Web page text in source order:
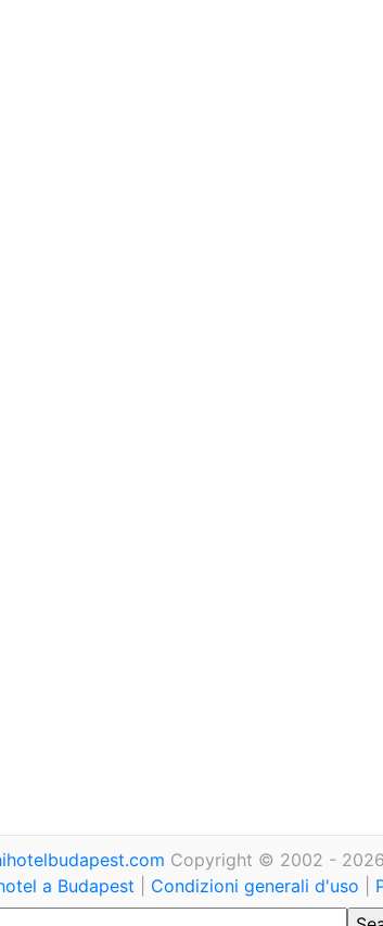
Copyright © 2002 -
a Budapest
Condizioni generali d'uso